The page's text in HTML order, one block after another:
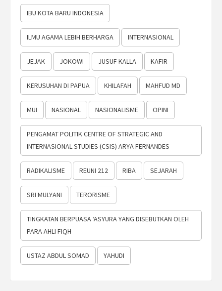
IBU KOTA BARU INDONESIA
ILMU AGAMA LEBIH BERHARGA INTERNASIONAL
JEJAK JOKOWI JUSUF KALLA KAFIR
KERUSUHAN DI PAPUA KHILAFAH MAHFUD MD
MUI NASIONAL NASIONALISME OPINI
PENGAMAT POLITIK CENTRE OF STRATEGIC AND
INTERNASIONAL STUDIES (CSIS) ARYA FERNANDES
RADIKALISME REUNI 212 RIBA SEJARAH
SRI MULYANI TERORISME
TINGKATAN BERPUASA ‘ASYURA YANG DISEBUTKAN OLEH
PARA AHLI FIQH
USTAZ ABDUL SOMAD YAHUDI